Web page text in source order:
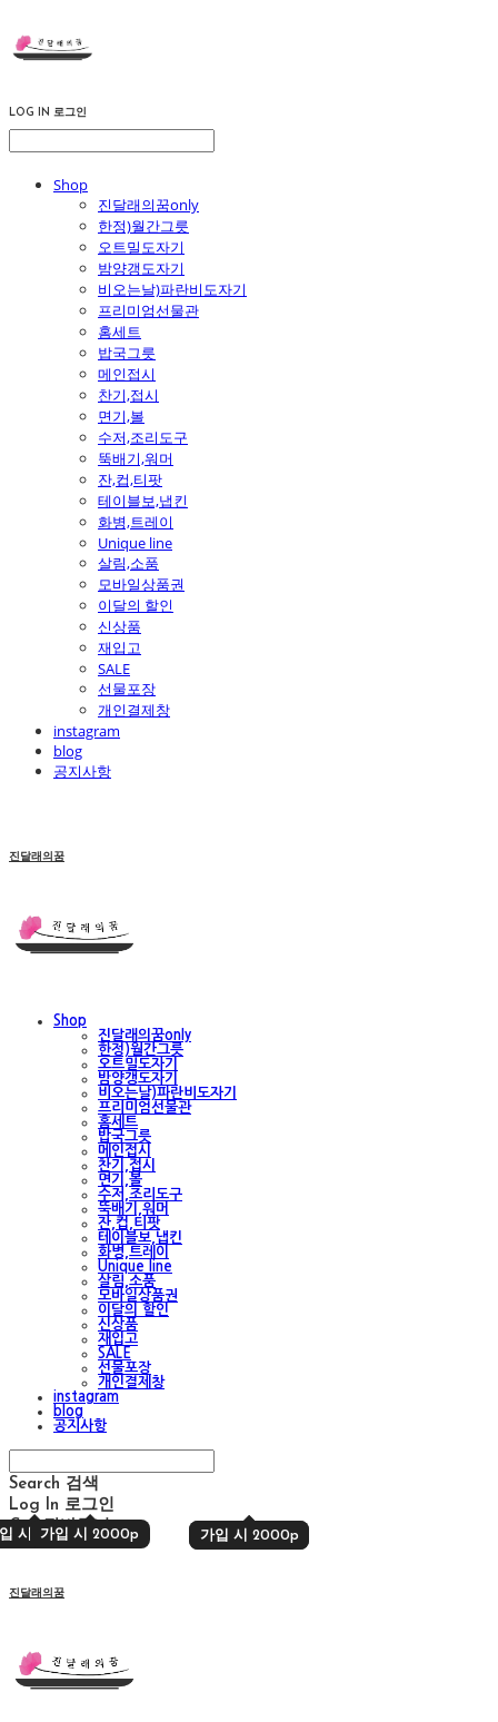
LOG IN 로그인
Shop
진달래의꿈only
한정)월간그릇
오트밀도자기
밤양갱도자기
비오는날)파란비도자기
프리미엄선물관
홈세트
밥국그릇
메인접시
찬기,접시
면기,볼
수저,조리도구
뚝배기,워머
잔,컵,티팟
테이블보,냅킨
화병,트레이
Unique line
살림,소품
모바일상품권
이달의 할인
신상품
재입고
SALE
선물포장
개인결제창
instagram
blog
공지사항
진달래의꿈
Shop
진달래의꿈only
한정)월간그릇
오트밀도자기
밤양갱도자기
비오는날)파란비도자기
프리미엄선물관
홈세트
밥국그릇
메인접시
찬기,접시
면기,볼
수저,조리도구
뚝배기,워머
잔,컵,티팟
테이블보,냅킨
화병,트레이
Unique line
살림,소품
모바일상품권
이달의 할인
신상품
재입고
SALE
선물포장
개인결제창
instagram
blog
공지사항
Search 검색
Log In
시 2000p
로그인
가입 시 2000p 가입 시 2000p
가입 시 2000p
Cart장바구니
진달래의꿈